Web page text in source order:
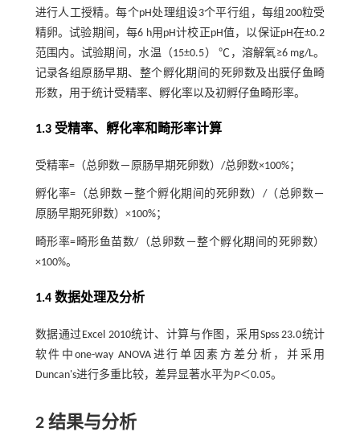
进行人工授精。每个pH处理组设3个平行组，每组200粒受
精卵。试验期间，每6 h用pH计校正pH值，以保证pH在±0.2
范围内。试验期间，水温（15±0.5） ℃，溶解氧≥6 mg/L。
记录各组原肠早期、整个孵化期间的死卵数及出膜仔鱼畸
形数，用于统计受精率、孵化率以及初孵仔鱼畸形率。
1.3 受精率、孵化率和畸形率计算
受精率=（总卵数－原肠早期死卵数）/总卵数×100%；
孵化率=（总卵数－整个孵化期间的死卵数）/（总卵数－
原肠早期死卵数）×100%；
畸形率=畸形鱼苗数/（总卵数－整个孵化期间的死卵数）
×100%。
1.4 数据处理及分析
数据通过Excel 2010统计、计算与作图，采用Spss 23.0统计
软件中one-way ANOVA进行单因素方差分析，并采用
Duncan's进行多重比较，差异显著水平为P＜0.05。
2 结果与分析